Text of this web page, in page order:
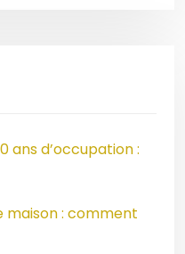
ans d’occupation :
maison : comment